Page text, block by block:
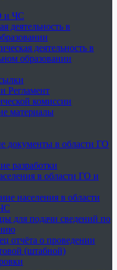
и ЧС
деятельность в
деятельность в
образовании
Регламент
комиссии
материалы
документы в области ГО
разработки
в области ГО и
населения в области
для подачи сведений по
отчёта о проведении
(штабной)